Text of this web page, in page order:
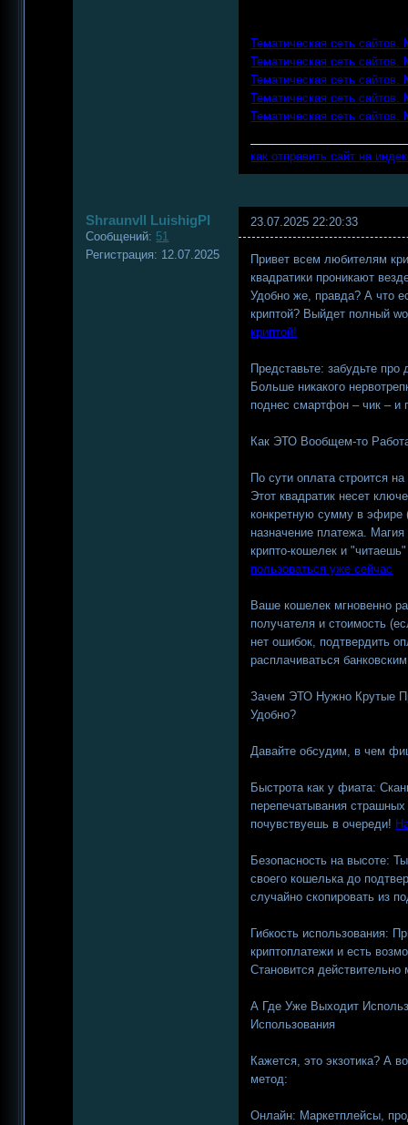
Тематическая сеть
Тематическая сеть
Тематическая сеть
Тематическая сеть
Тематическая сеть
как отправить сайт на
Shraunvll LuishigPI
Сообщений: 51
Регистрация: 12.07.2025
23.07.2025 22:20:33
Привет всем любителям
квадратики проникают
Удобно же, правда? А что
криптой? Выйдет полный
криптой!
Представьте: забудьте
Больше никакого
поднес смартфон – чик – и
Как ЭТО Вообщем-то
По сути оплата строится
Этот квадратик несет
конкретную сумму в эфире
назначение платежа.
крипто-кошелек и
пользоваться уже сейчас
Ваше кошелек мгновенно
получателя и стоимость
нет ошибок, подтвердить
расплачиваться
Зачем ЭТО Нужно Крутые
Удобно?
Давайте обсудим, в чем
Быстрота как у фиата:
перепечатывания
почувствуешь в очереди!
Безопасность на высоте:
своего кошелька до
случайно скопировать из
Гибкость использования:
криптоплатежи и есть
Становится
А Где Уже Выходит
Использования
Кажется, это экзотика? А
метод:
Онлайн: Маркетплейсы,